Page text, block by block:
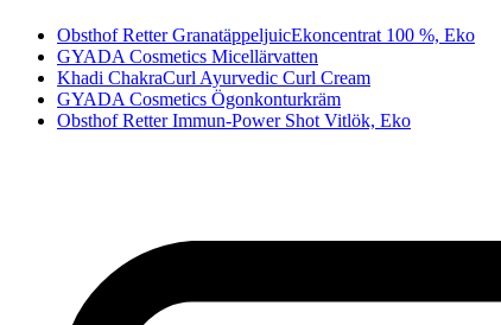
Obsthof Retter GranatäppeljuicEkoncentrat 100 %, Eko
GYADA Cosmetics Micellärvatten
Khadi ChakraCurl Ayurvedic Curl Cream
GYADA Cosmetics Ögonkonturkräm
Obsthof Retter Immun-Power Shot Vitlök, Eko